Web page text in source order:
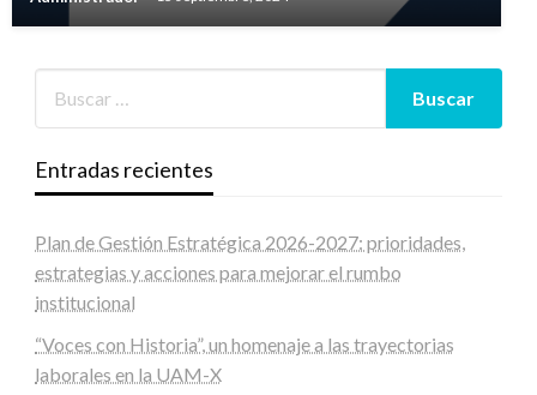
Entradas recientes
Plan de Gestión Estratégica 2026-2027: prioridades,
estrategias y acciones para mejorar el rumbo
institucional
“Voces con Historia”, un homenaje a las trayectorias
laborales en la UAM-X